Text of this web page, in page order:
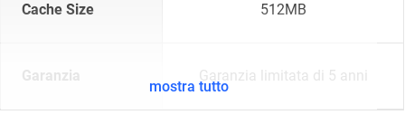
Cache Size 512MB
Garanzia Garanzia limitata di 5 anni
mostra tutto